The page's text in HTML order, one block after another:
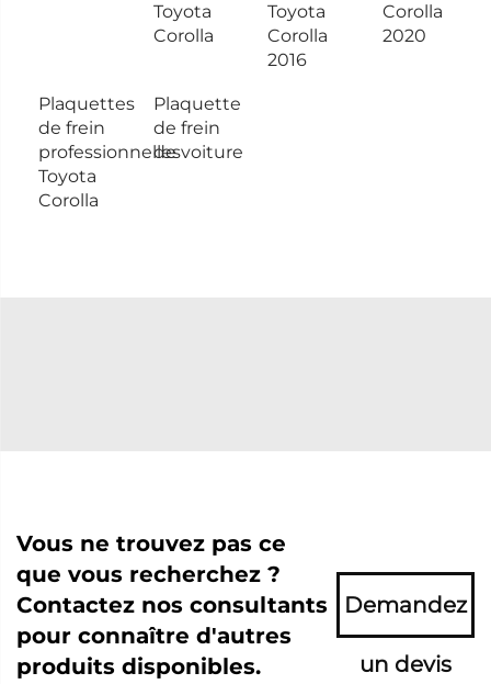
Toyota
Corolla
Toyota
Corolla
2016
Corolla
2020
Plaquettes
de frein
professionnelles
Toyota
Corolla
Plaquette
de frein
de voiture
Vous ne trouvez pas ce
que vous recherchez ?
Contactez nos consultants
pour connaître d'autres
produits disponibles.
Demandez
un devis